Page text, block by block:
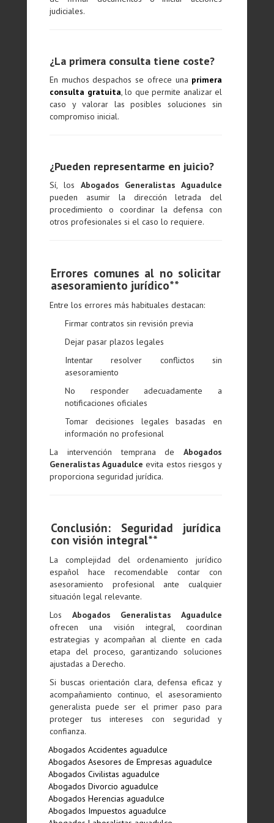
judiciales.
¿La primera consulta tiene coste?
En muchos despachos se ofrece una primera
consulta gratuita, lo que permite analizar el
caso y valorar las posibles soluciones sin
compromiso inicial.
¿Pueden representarme en juicio?
Sí, los Abogados Generalistas Aguadulce
pueden asumir la dirección letrada del
procedimiento o coordinar la defensa con
otros profesionales si el caso lo requiere.
Errores comunes al no solicitar
asesoramiento jurídico**
Entre los errores más habituales destacan:
Firmar contratos sin revisión previa
Dejar pasar plazos legales
Intentar resolver conflictos sin
asesoramiento
No responder adecuadamente a
notificaciones oficiales
Tomar decisiones legales basadas en
información no profesional
La intervención temprana deAbogados
Generalistas Aguadulce evita estos riesgos y
proporciona seguridad jurídica.
Conclusión: Seguridad jurídica
con visión integral**
La complejidad del ordenamiento jurídico
español hace recomendable contar con
asesoramiento profesional ante cualquier
situación legal relevante.
Los Abogados Generalistas Aguadulce
ofrecen una visión integral, coordinan
estrategias y acompañan al cliente en cada
etapa del proceso, garantizando soluciones
ajustadas a Derecho.
Si buscas orientación clara, defensa eficaz y
acompañamiento continuo, el asesoramiento
generalista puede ser el primer paso para
proteger tus intereses con seguridad y
confianza.
Abogados Accidentes aguadulce
Abogados Asesores de Empresas aguadulce
Abogados Civilistas aguadulce
Abogados Divorcio aguadulce
Abogados Herencias aguadulce
Abogados Impuestos aguadulce